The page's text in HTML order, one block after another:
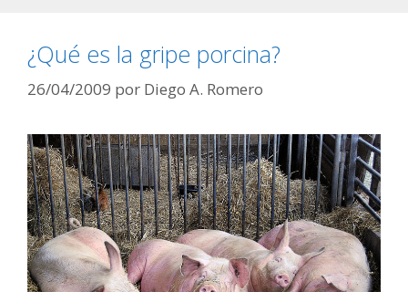
¿Qué es la gripe porcina?
26/04/2009 por Diego A. Romero